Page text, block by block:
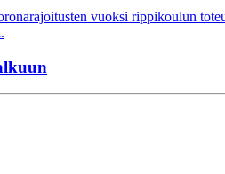
vuoksi rippikoulun